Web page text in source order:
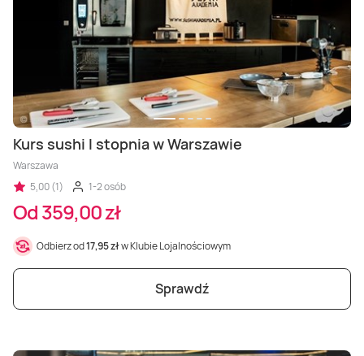
Kurs sushi I stopnia w Warszawie
Warszawa
5,00 (1)
1-2 osób
Od 359,00 zł
Odbierz od17,95 złw Klubie Lojalnościowym
Sprawdź